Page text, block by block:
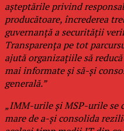
așteptările privind
producătoare, încrederea
guvernanță a securității
Transparența pe tot
ajută organizațiile să
mai informate și să-și
generală.”
„IMM-urile și MSP-urile se
mare de a-și consolida